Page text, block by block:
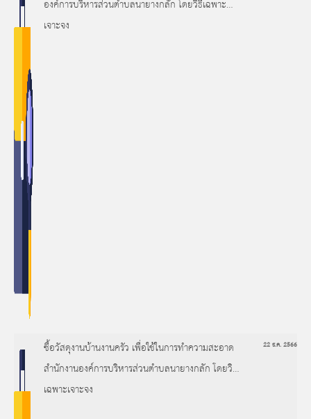
องค์การบริหารส่วนตำบลนายางกลัก โดยวิธีเฉพาะ
เจาะจง
ซื้อวัสดุงานบ้านงานครัว เพื่อใช้ในการทำความสะอาด
สำนักงานองค์การบริหารส่วนตำบลนายางกลัก โดยวิธี
เฉพาะเจาะจง
22 ธ.ค. 2566